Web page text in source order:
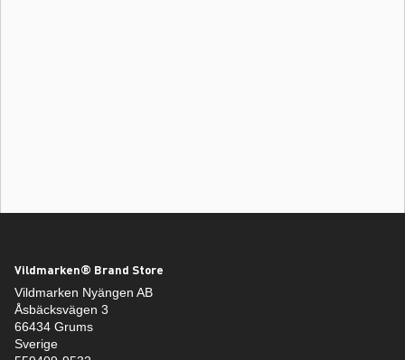
Vildmarken® Brand Store
Vildmarken Nyängen AB
Åsbäcksvägen 3
66434 Grums
Sverige